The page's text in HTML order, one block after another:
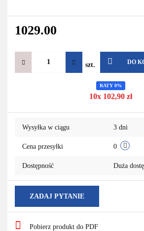
1029.00
szt. DO
RATY 0%
10x 102,90 zł
Wysyłka w ciągu 3 dni
Cena przesyłki 0
Dostępność Duża
ZADAJ PYTANIE
Pobierz produkt do PDF